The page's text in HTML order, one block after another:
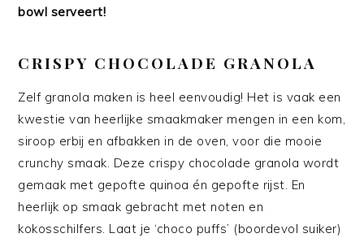
bowl serveert!
CRISPY CHOCOLADE GRANOLA
Zelf granola maken is heel eenvoudig! Het is vaak een
kwestie van heerlijke smaakmaker mengen in een kom,
siroop erbij en afbakken in de oven, voor die mooie
crunchy smaak. Deze crispy chocolade granola wordt
gemaak met gepofte quinoa én gepofte rijst. En
heerlijk op smaak gebracht met noten en
kokosschilfers. Laat je ‘choco puffs’ (boordevol suiker)